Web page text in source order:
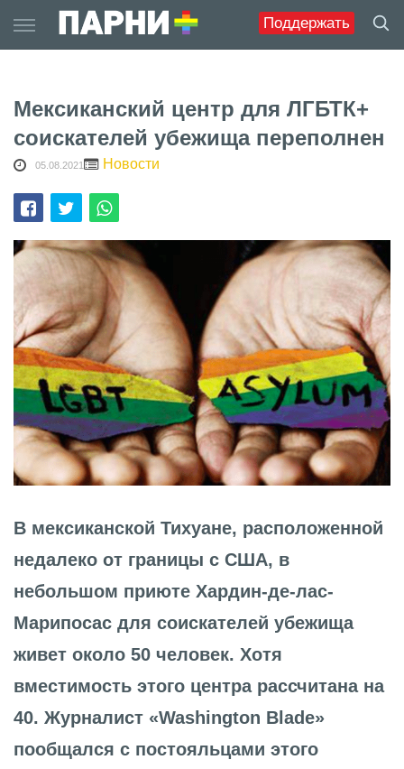
Поддержать
to
content
Мексиканский центр для ЛГБТК+
соискателей убежища переполнен
05.08.2021 Новости
В мексиканской Тихуане, расположенной
недалеко от границы с США, в
небольшом приюте Хардин-де-лас-
Марипосас для соискателей убежища
живет около 50 человек. Хотя
вместимость этого центра рассчитана на
40. Журналист «Washington Blade»
пообщался с постояльцами этого